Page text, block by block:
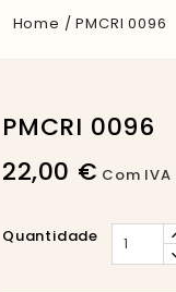
Home PMCRI 0096
PMCRI 0096
22,00 €
Com IVA
Quantidade